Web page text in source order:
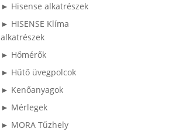
► Hisense alkatrészek
► HISENSE Klíma
alkatrészek
► Hőmérők
► Hűtő üvegpolcok
► Kenőanyagok
► Mérlegek
► MORA Tűzhely